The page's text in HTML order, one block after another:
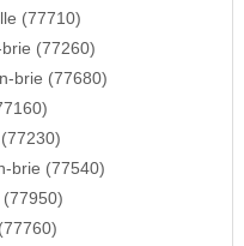
(77710)
(77260)
brie (77680)
brie (77540)
(77950)